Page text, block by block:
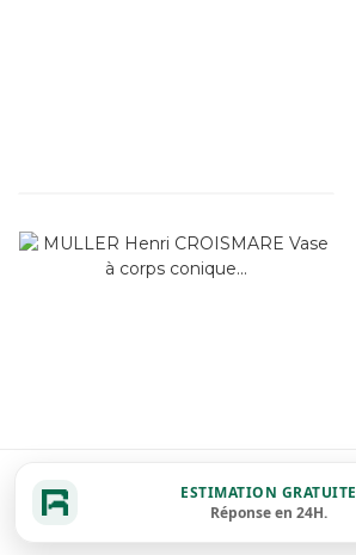
ESTIMATION GRATUITE
Réponse en 24H.